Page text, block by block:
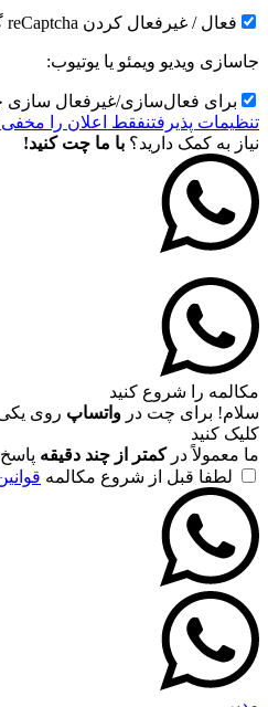
فعال / غیرفعال کردن reCaptcha گوگل
جاسازی ویدیو ویمئو یا یوتیوب:
برای فعال‌سازی/غیرفعال سازی
تنظیمات پذیرفتنفقط اعلان را مخفی
نیاز به کمک دارید؟ با ما چت کنید!
مکالمه را شروع کنید
سلام! برای چت در واتساپ روی
کلیک کنید
ما معمولاً درکمتر از چند دقیقه
لطفا قبل از شروع مکالمه